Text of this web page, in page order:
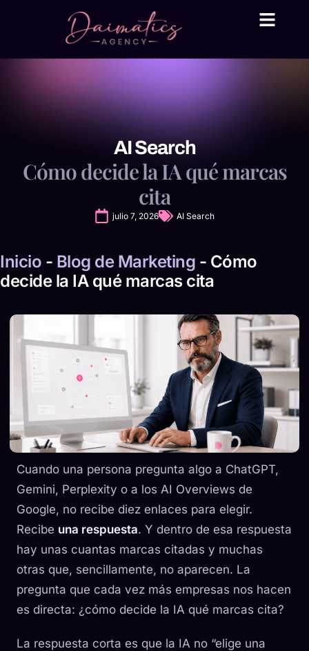
AI Search
Cómo decide la IA qué marcas
cita
julio 7, 2026 AI Search
Inicio - Blog de Marketing - Cómo
decide la IA qué marcas cita
Cuando una persona pregunta algo a ChatGPT,
Gemini, Perplexity o a los AI Overviews de
Google, no recibe diez enlaces para elegir.
Recibe una respuesta. Y dentro de esa respuesta
hay unas cuantas marcas citadas y muchas
otras que, sencillamente, no aparecen. La
pregunta que cada vez más empresas nos hacen
es directa: ¿cómo decide la IA qué marcas cita?
La respuesta corta es que la IA no “elige una
Daima Business AI
● En línea